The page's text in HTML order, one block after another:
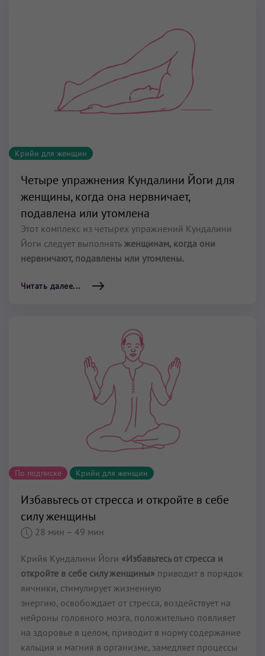
Крийи для женщин
Четыре упражнения Кундалини Йоги для
женщины, когда она нервничает,
подавлена или утомлена
Этот комплекс из четырех упражнений Кундалини
Йоги следует выполнять женщинам, когда они
нервничают, подавлены или утомлены.
Читать далее...
По подписке Крийи для женщин
Избавьтесь от стресса и откройте в себе
силу женщины
28 мин – 49 мин
Крийя Кундалини Йоги «Избавьтесь от стресса и
откройте в себе силу женщины» приводит в порядок
яичники, стимулирует жизненную
энергию, освобождает от стресса, воздействует на
нейроны головного мозга, положительно повлияет
на здоровье в целом, приводит в норму содержание
кальция и магния в организме, замедляет процессы